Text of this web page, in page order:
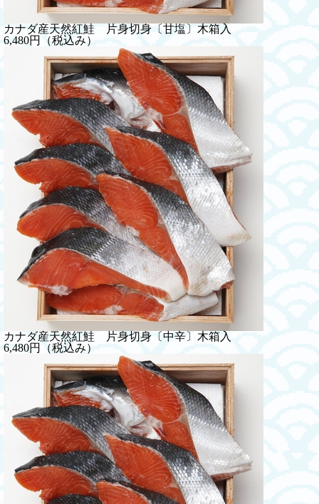
カナダ産天然紅鮭 片身切身〔甘塩〕木箱入
6,480円（税込み）
カナダ産天然紅鮭 片身切身〔中辛〕木箱入
6,480円（税込み）